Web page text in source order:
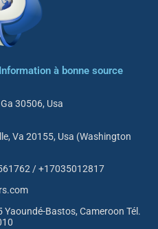
à bonne source
30506, Usa
Va 20155, Usa (Washington
/ +17035012817
Yaoundé-Bastos, Cameroon Tél.